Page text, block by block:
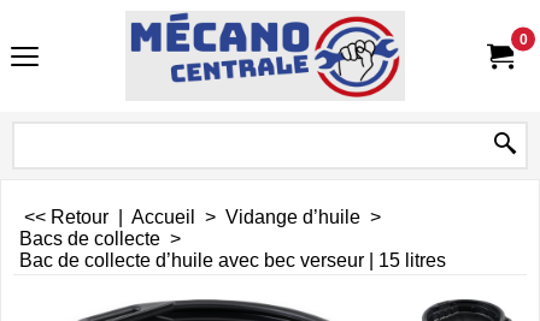
0
<< Retour Accueil > Vidange d’huile >
Bacs de collecte >
Bac de collecte d’huile avec bec verseur | 15 litres